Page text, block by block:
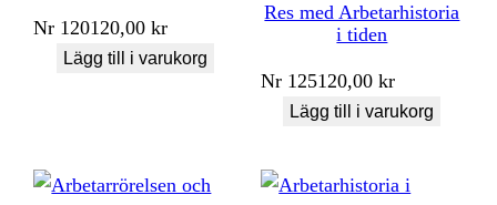
Nr 120120,00kr
Lägg till i varukorg
Res med Arbetarhistoria
i tiden
Nr 125120,00kr
Lägg till i varukorg